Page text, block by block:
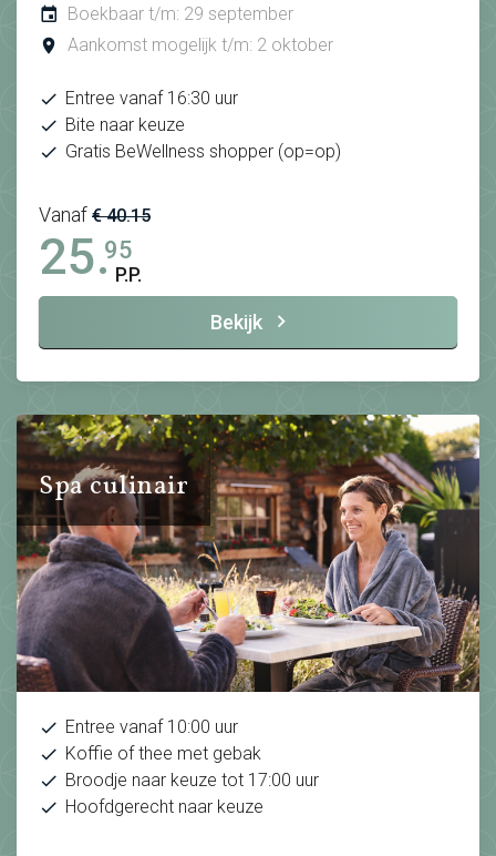
Boekbaar t/m: 29 september
Aankomst mogelijk t/m: 2 oktober
Entree vanaf 16:30 uur
Bite naar keuze
Gratis BeWellness shopper (op=op)
Vanaf € 40.15
25.95
P.P.
Bekijk
Spa culinair
Entree vanaf 10:00 uur
Koffie of thee met gebak
Broodje naar keuze tot 17:00 uur
Hoofdgerecht naar keuze